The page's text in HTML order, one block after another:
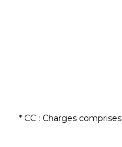
* CC : Charges comprises